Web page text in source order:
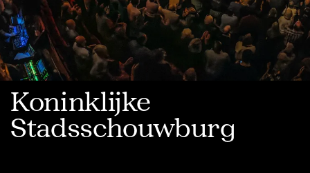
Koninklijke
Stadsschouwburg